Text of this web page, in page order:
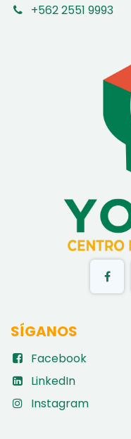
+562 2551 9993
SÍGANOS
Facebook
LinkedIn
Instagram